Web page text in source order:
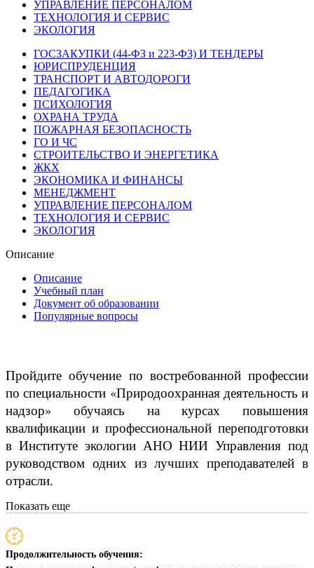
УПРАВЛЕНИЕ ПЕРСОНАЛОМ
ТЕХНОЛОГИЯ И СЕРВИС
ЭКОЛОГИЯ
ГОСЗАКУПКИ (44-ФЗ и 223-ФЗ) И ТЕНДЕРЫ
ЮРИСПРУДЕНЦИЯ
ТРАНСПОРТ И АВТОДОРОГИ
ПЕДАГОГИКА
ПСИХОЛОГИЯ
ОХРАНА ТРУДА
ПОЖАРНАЯ БЕЗОПАСНОСТЬ
ГО И ЧС
СТРОИТЕЛЬСТВО И ЭНЕРГЕТИКА
ЖКХ
ЭКОНОМИКА И ФИНАНСЫ
МЕНЕДЖМЕНТ
УПРАВЛЕНИЕ ПЕРСОНАЛОМ
ТЕХНОЛОГИЯ И СЕРВИС
ЭКОЛОГИЯ
Описание
Описание
Учебный план
Документ об образовании
Популярные вопросы
Пройдите обучение по востребованной профессии
по специальности «Природоохранная деятельность и
надзор» обучаясь на курсах повышения
квалификации и профессиональной переподготовки
в Институте экологии АНО НИИ Управления под
руководством одних из лучших преподавателей в
отрасли.
Показать еще
Продолжительность обучения: